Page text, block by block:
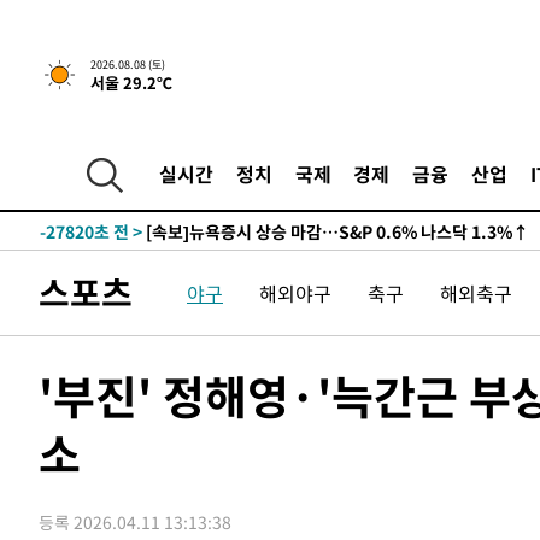
2026.08.08 (토)
서울 29.2℃
실시간 정치 국제 경제 금융 산업
-27820초 전 > [속보]뉴욕증시 상승 마감…S&P 0.6% 나스닥 1.3%↑
스포츠 야구 해외야구 축구 해외축구
'부진' 정해영·'늑간근 부
소
등록 2026.04.11 13:13:38